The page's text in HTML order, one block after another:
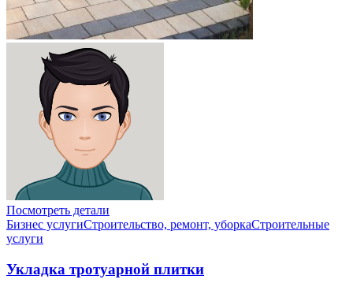
Посмотреть детали
Бизнес услугиСтроительство, ремонт, уборкаCтроительные
услуги
Укладка тротуарной плитки